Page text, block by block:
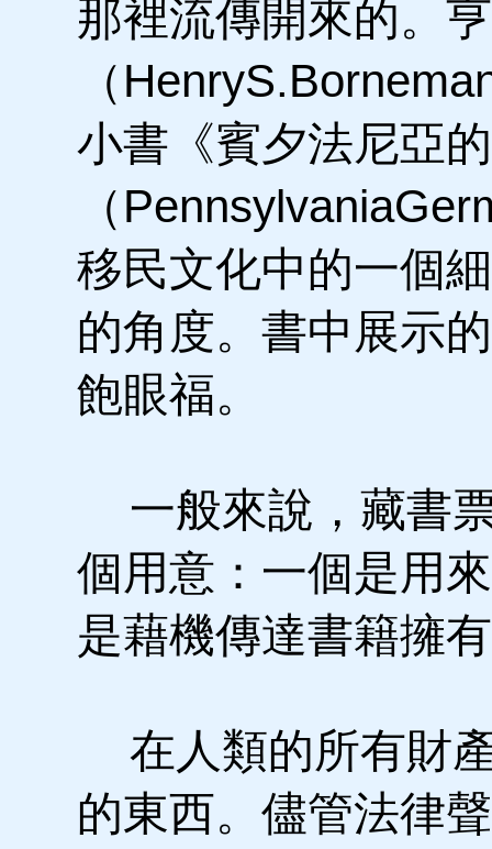
那裡流傳開來的。
（
小書《賓夕法尼亞
（
移民文化中的一個
的角度。書中展示
飽眼福。
一般來說，藏書
個用意：一個是用
是藉機傳達書籍擁
在人類的所有財
的東西。儘管法律